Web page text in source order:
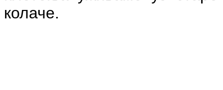
колаче.